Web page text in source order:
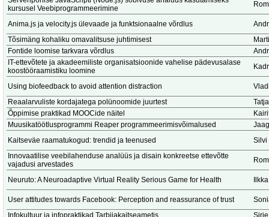
kursusel Veebiprogrammeerimine
Anima.js ja velocity.js ülevaade ja funktsionaalne võrdlus
Tõsimäng kohaliku omavalitsuse juhtimisest
Fontide loomise tarkvara võrdlus
IT-ettevõtete ja akadeemiliste organisatsioonide vahelise pädevusalase
koostööraamistiku loomine
Using biofeedback to avoid attention distraction
Reaalarvuliste kordajatega polünoomide juurtest
Õppimise praktikad MOOCide näitel
Muusikatöötlusprogrammi Reaper programmeerimisvõimalused
Kaitseväe raamatukogud: trendid ja teenused
Silvi
Innovaatilise veebilahenduse analüüs ja disain konkreetse ettevõtte
vajadusi arvestades
Neuruto: A Neuroadaptive Virtual Reality Serious Game for Health
User attitudes towards Facebook: Perception and reassurance of trust
Infokultuur ja infopraktikad Tarbijakaitseametis